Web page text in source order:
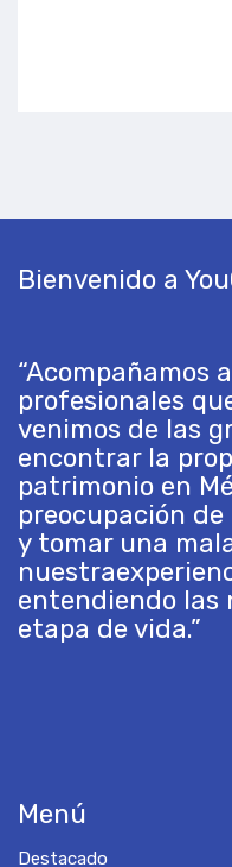
Bienvenido a
“Acompañamos
profesionales
venimos de las
encontrar la
patrimonio en
preocupación
y tomar una
entendiendo las
etapa de vida.”
Menú
Destacado